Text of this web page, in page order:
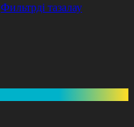
Фильтрді тазалау